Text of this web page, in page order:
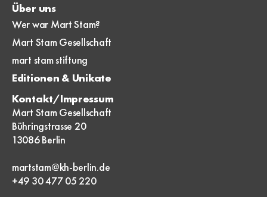
Über uns
Wer war Mart Stam?
Mart Stam Gesellschaft
mart stam stiftung
Editionen & Unikate
Kontakt/Impressum
Mart Stam Gesellschaft
Bühringstrasse 20
13086 Berlin
martstam@kh-berlin.de
+49 30 477 05 220